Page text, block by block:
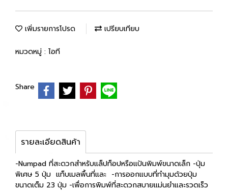
เพิ่มรายการโปรด เปรียบเทียบ
หมวดหมู่ : ไอที
Share
รายละเอียดสินค้า
-Numpad ที่สะดวกสำหรับแล็ปท็อปหรือแป้นพิมพ์ขนาดเล็ก -ปุ่ม
พิเศษ 5 ปุ่ม แท็บเมลพื้นที่และ -การออกแบบที่ทำมุมด้วยปุ่ม
ขนาดเต็ม 23 ปุ่ม -เพื่อการพิมพ์ที่สะดวกสบายแม่นยำและรวดเร็ว